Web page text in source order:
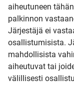
aiheutuneen
palkinnon
Järjestäjä ei
osallistumisista.
mahdollisista
aiheutuvat tai
välillisesti